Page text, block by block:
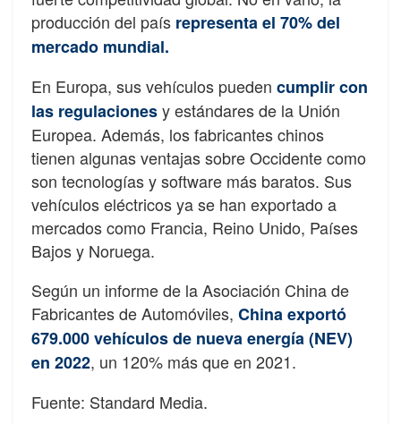
producción del país representa el 70% del
mercado mundial.
En Europa, sus vehículos pueden cumplir con
las regulacionesy estándares de la Unión
Europea. Además, los fabricantes chinos
tienen algunas ventajas sobre Occidente como
son tecnologías y software más baratos. Sus
vehículos eléctricos ya se han exportado a
mercados como Francia, Reino Unido, Países
Bajos y Noruega.
Según un informe de la Asociación China de
Fabricantes de Automóviles, China exportó
679.000 vehículos de nueva energía (NEV)
en 2022, un 120% más que en 2021.
Fuente: Standard Media.